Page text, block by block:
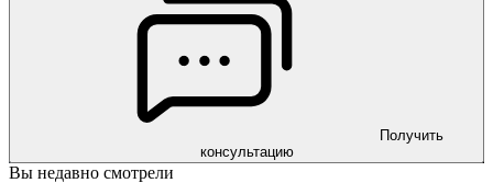
Получить
консультацию
Вы недавно смотрели